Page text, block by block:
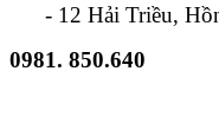
- 12 Hải Triều,
0981. 850.640